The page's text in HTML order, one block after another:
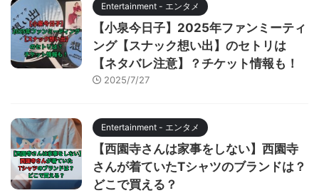
Entertainment - エンタメ
【小泉今日子】2025年ファンミーティ
ング【スナック想い出】のセトリは
【ネタバレ注意】？チケット情報も！
2025/7/27
Entertainment - エンタメ
【西園寺さんは家事をしない】西園寺
さんが着ていたTシャツのブランドは？
どこで買える？